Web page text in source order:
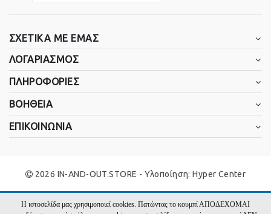
ΣΧΕΤΙΚΑ ΜΕ ΕΜΑΣ
ΛΟΓΑΡΙΑΣΜΟΣ
ΠΛΗΡΟΦΟΡΙΕΣ
ΒΟΗΘΕΙΑ
ΕΠΙΚΟΙΝΩΝΙΑ
2026 IN-AND-OUT.STORE - Υλοποίηση:Hyper Center
Η ιστοσελίδα μας χρησιμοποιεί cookies. Πατώντας το κουμπί ΑΠΟΔΕΧΟΜΑΙ